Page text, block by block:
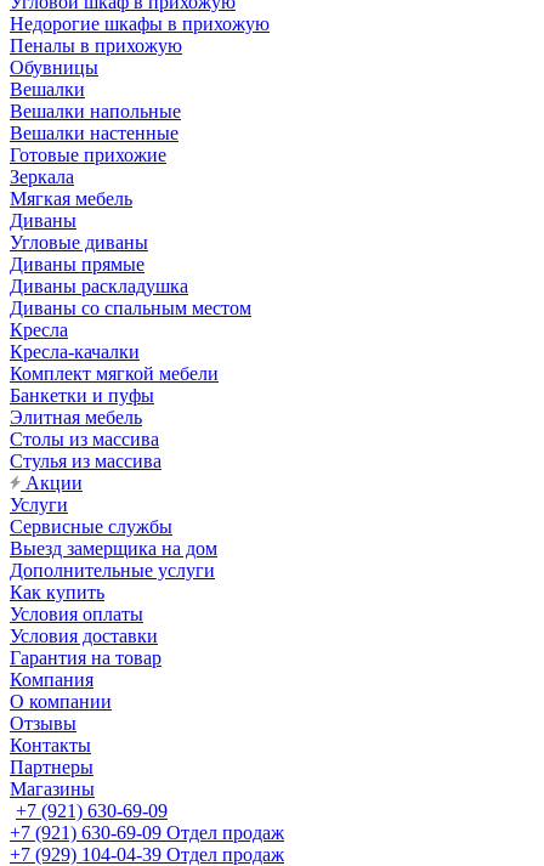
Недорогие шкафы в прихожую
Пеналы в прихожую
Обувницы
Вешалки
Вешалки напольные
Вешалки настенные
Готовые прихожие
Зеркала
Мягкая мебель
Диваны
Угловые диваны
Диваны прямые
Диваны раскладушка
Диваны со спальным местом
Кресла
Кресла-качалки
Комплект мягкой мебели
Банкетки и пуфы
Элитная мебель
Столы из массива
Стулья из массива
Акции
Услуги
Сервисные службы
Выезд замерщика на дом
Дополнительные услуги
Как купить
Условия оплаты
Условия доставки
Гарантия на товар
Компания
О компании
Отзывы
Контакты
Партнеры
Магазины
+7 (921) 630-69-09
+7 (921) 630-69-09 Отдел продаж
+7 (929) 104-04-39 Отдел продаж